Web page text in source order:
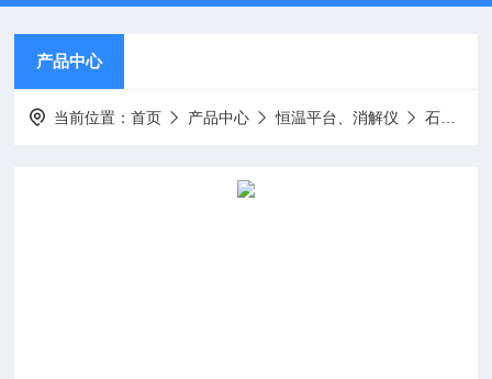
产品中心
当前位置：首页 产品中心 恒温平台、消解仪 石墨加热板